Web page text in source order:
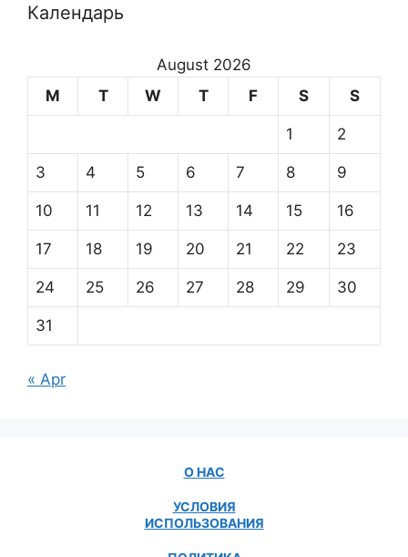
Календарь
August 2026
M
T W T F S S
1 2
3 4 5 6 7 8 9
10 11 12 13 14 15 16
17 18 19 20 21 22 23
24 25 26 27 28 29 30
31
« Apr
О НАС
УСЛОВИЯ
ИСПОЛЬЗОВАНИЯ